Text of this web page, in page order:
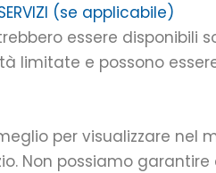
(se applicabile)
essere disponibili
limitate e possono
per visualizzare nel
Non possiamo